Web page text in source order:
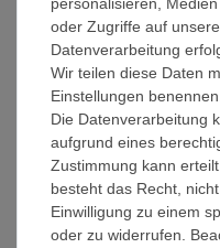
Abdeckung
UVP
*inkl.
oder Zugriffe auf
Datenverarbeitung
Wir teilen diese Daten
Einstellungen benennen.
Die Datenverarbeitung
aufgrund eines
Zustimmung kann
besteht das Recht,
Einwilligung zu einem
oder zu widerrufen.